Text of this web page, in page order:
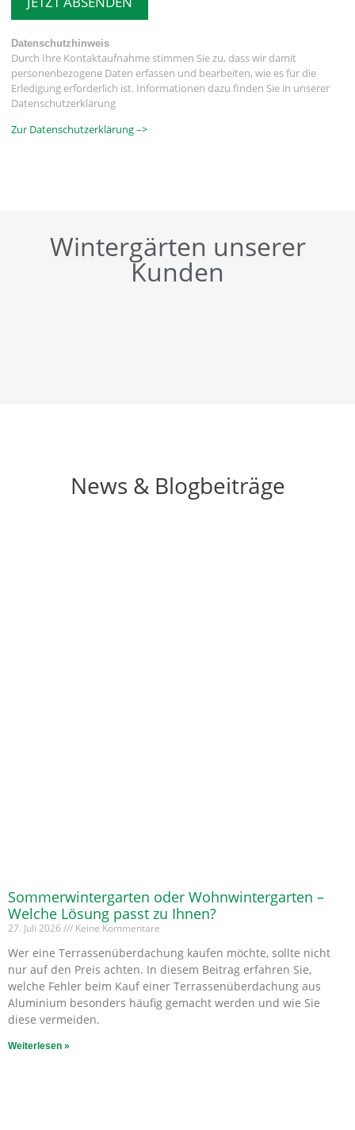
Datenschutzhinweis
Durch Ihre Kontaktaufnahme stimmen Sie zu, dass wir damit
personenbezogene Daten erfassen und bearbeiten, wie es für die
Erledigung erforderlich ist. Informationen dazu finden Sie in unserer
Datenschutzerklärung
Zur Datenschutzerklärung –>
Wintergärten unserer
Kunden
News & Blogbeiträge
Sommerwintergarten oder Wohnwintergarten –
Welche Lösung passt zu Ihnen?
27. Juli 2026 Keine Kommentare
Wer eine Terrassenüberdachung kaufen möchte, sollte nicht
nur auf den Preis achten. In diesem Beitrag erfahren Sie,
welche Fehler beim Kauf einer Terrassenüberdachung aus
Aluminium besonders häufig gemacht werden und wie Sie
diese vermeiden.
Weiterlesen »